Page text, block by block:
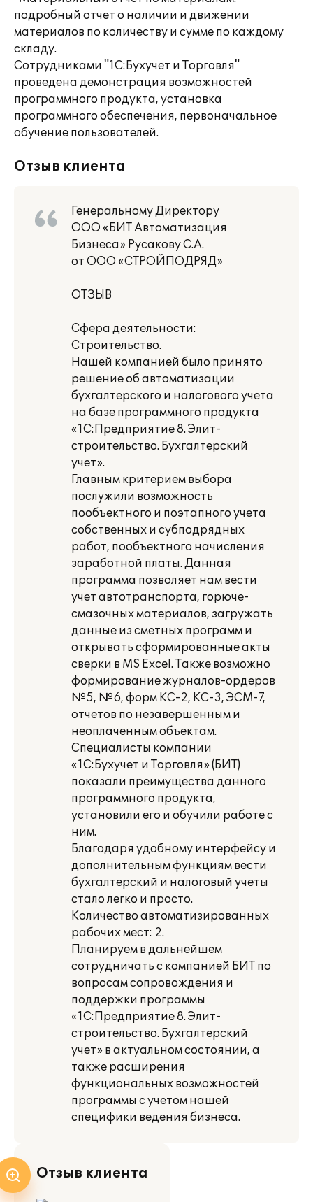
подробный отчет о наличии и движении
материалов по количеству и сумме по каждому
складу.
Сотрудниками "1С:Бухучет и Торговля"
проведена демонстрация возможностей
программного продукта, установка
программного обеспечения, первоначальное
обучение пользователей.
Отзыв клиента
Генеральному Директору
ООО «БИТ Автоматизация
Бизнеса» Русакову С.А.
от ООО «СТРОЙПОДРЯД»
ОТЗЫВ
Сфера деятельности:
Строительство.
Нашей компанией было принято
решение об автоматизации
бухгалтерского и налогового учета
на базе программного продукта
«1С:Предприятие 8. Элит-
строительство. Бухгалтерский
учет».
Главным критерием выбора
послужили возможность
пообъектного и поэтапного учета
собственных и субподрядных
работ, пообъектного начисления
заработной платы. Данная
программа позволяет нам вести
учет автотранспорта, горюче-
смазочных материалов, загружать
данные из сметных программ и
открывать сформированные акты
сверки в MS Excel. Также возможно
формирование журналов-ордеров
№5, №6, форм КС-2, КС-3, ЭСМ-7,
отчетов по незавершенным и
неоплаченным объектам.
Специалисты компании
«1С:Бухучет и Торговля» (БИТ)
показали преимущества данного
программного продукта,
установили его и обучили работе с
ним.
Благодаря удобному интерфейсу и
дополнительным функциям вести
бухгалтерский и налоговый учеты
стало легко и просто.
Количество автоматизированных
рабочих мест: 2.
Планируем в дальнейшем
сотрудничать с компанией БИТ по
вопросам сопровождения и
поддержки программы
«1С:Предприятие 8. Элит-
строительство. Бухгалтерский
учет» в актуальном состоянии, а
также расширения
функциональных возможностей
программы с учетом нашей
специфики ведения бизнеса.
Отзыв клиента